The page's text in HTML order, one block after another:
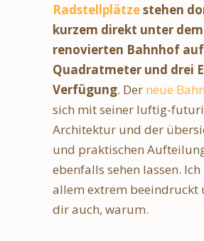
Radstellplätzestehen
kurzem direkt unter
renovierten Bahnhof auf
Quadratmeter und drei
Verfügung. Der neue
sich mit seiner luftig-
Architektur und der
und praktischen
ebenfalls sehen lassen.
allem extrem beeindruckt
dir auch, warum.